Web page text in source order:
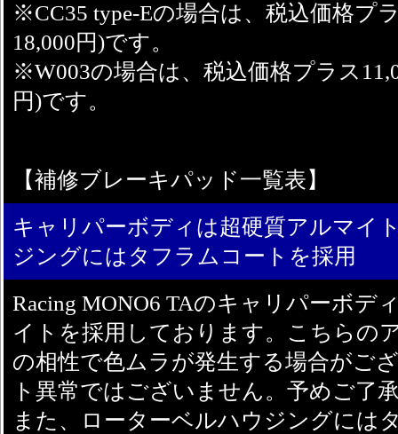
※CC35 type-Eの場合は、税込価格プ
18,000円)です。
※W003の場合は、税込価格プラス
円)です。
【補修ブレーキパッド一覧表】
キャリパーボディは超硬質アルマイ
ジングにはタフラムコートを採用
Racing MONO6 TAのキャリパーボデ
イトを採用しております。こちらの
の相性で色ムラが発生する場合がご
ト異常ではございません。予めご了
また、ローターベルハウジングには